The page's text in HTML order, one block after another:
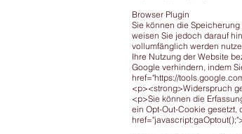
Browser Plugin
Sie können die
weisen Sie jedoch darauf
vollumfänglich werden
Ihre Nutzung der Website
Google verhindern, indem
href="https://
<p><strong>Widerspruch
<p>Sie können die
ein Opt-Out-Cookie gesetzt,